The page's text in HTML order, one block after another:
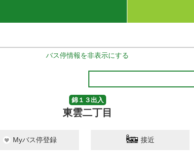
バス停情報を非表示にする
錦１３出入
東雲二丁目
Myバス停登録 接近